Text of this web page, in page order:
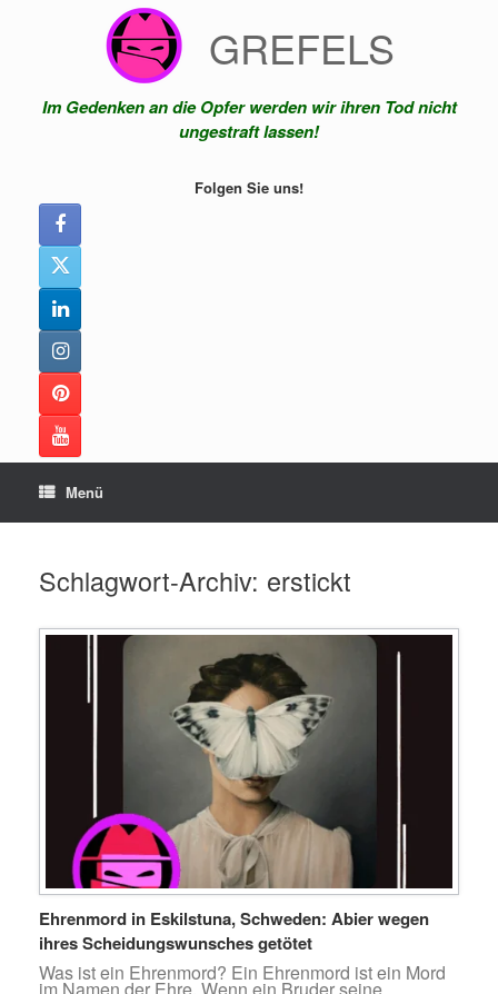
GREFELS
Im Gedenken an die Opfer werden wir ihren Tod nicht
ungestraft lassen!
Folgen Sie uns!
Menü
Schlagwort-Archiv: erstickt
Ehrenmord in Eskilstuna, Schweden: Abier wegen
ihres Scheidungswunsches getötet
Was ist ein Ehrenmord? Ein Ehrenmord ist ein Mord